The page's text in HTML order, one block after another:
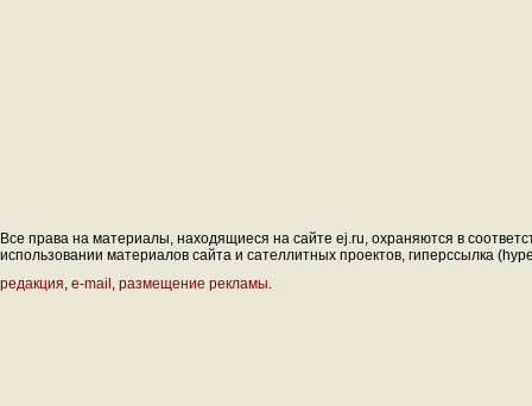
Все права на материалы, находящиеся на сайте ej.ru, охраняются в
использовании материалов сайта и сателлитных проектов, гиперссылка
редакция, e-mail , размещение рекламы.